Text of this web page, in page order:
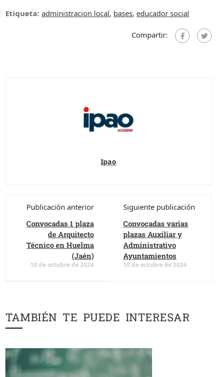
Etiqueta: administracion local, bases,educador social
Compartir:
Ipao
Publicación anterior
Convocadas 1 plaza
de Arquitecto
Técnico en Huelma
(Jaén)
10 de octubre de 2024
Siguiente publicación
Convocadas varias
plazas Auxiliar y
Administrativo
Ayuntamientos
10 de octubre de 2024
TAMBIÉN TE PUEDE INTERESAR